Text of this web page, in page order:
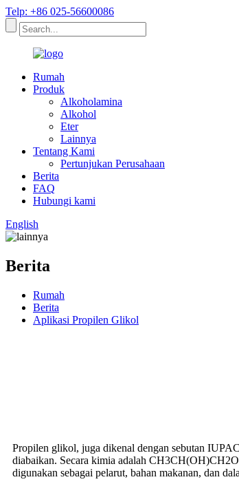
Telp: +86 025-56600086
Rumah
Produk
Alkoholamina
Alkohol
Eter
Lainnya
Tentang Kami
Pertunjukan Perusahaan
Berita
FAQ
Hubungi kami
English
Berita
Rumah
Berita
Aplikasi Propilen Glikol
Propilen glikol, juga dikenal dengan sebutan
diabaikan. Secara kimia adalah
digunakan sebagai pelarut, bahan makanan, dan